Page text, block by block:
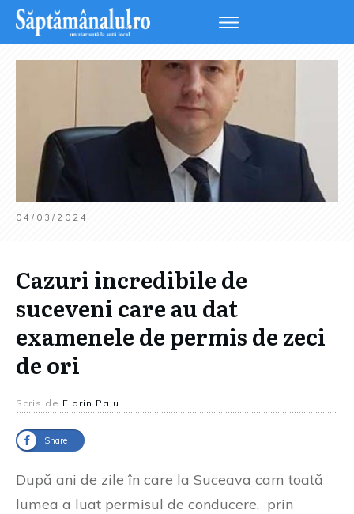
04/03/2024
Cazuri incredibile de
suceveni care au dat
examenele de permis de zeci
de ori
Scris de Florin Paiu
Share
După ani de zile în care la Suceava cam toată
lumea a luat permisul de conducere, prin